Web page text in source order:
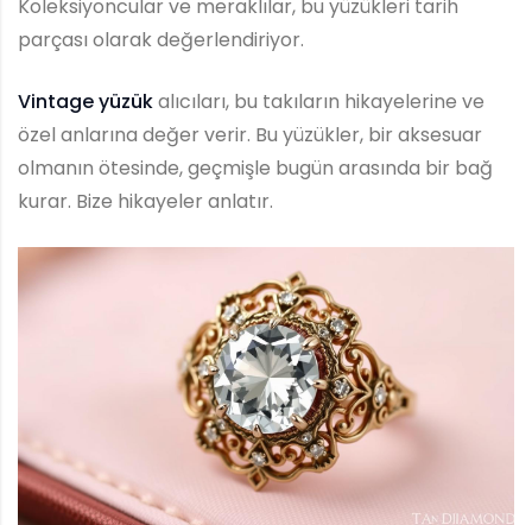
Koleksiyoncular ve meraklılar, bu yüzükleri tarih
parçası olarak değerlendiriyor.
Vintage yüzükalıcıları, bu takıların hikayelerine ve
özel anlarına değer verir. Bu yüzükler, bir aksesuar
olmanın ötesinde, geçmişle bugün arasında bir bağ
kurar. Bize hikayeler anlatır.